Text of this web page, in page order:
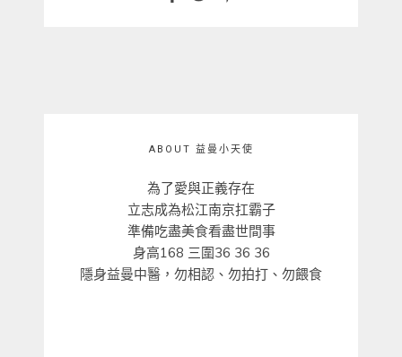
ABOUT 益曼小天使
為了愛與正義存在
立志成為松江南京扛霸子
準備吃盡美食看盡世間事
身高168 三圍36 36 36
隱身益曼中醫，勿相認、勿拍打、勿餵食